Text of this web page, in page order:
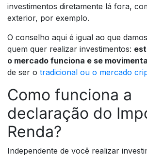
investimentos diretamente lá fora,
exterior, por exemplo.
O conselho aqui é igual ao que
quem quer realizar investimentos:
o mercado funciona e se movimenta
de ser o tradicional ou o mercado
Como funciona a
declaração do
Renda?
Independente de você realizar